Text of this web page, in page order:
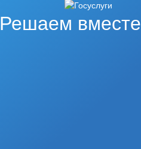
Решаем вместе